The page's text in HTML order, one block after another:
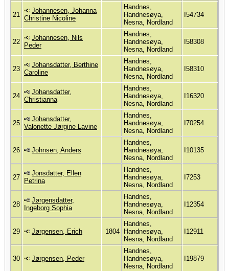
21
Johannesen, Johanna
Christine Nicoline
Handnes,
Handnesøya,
Nesna, Nordland
I54734
22
Johannesen, Nils
Peder
Handnes,
Handnesøya,
Nesna, Nordland
I58308
23
Johansdatter, Berthine
Caroline
Handnes,
Handnesøya,
Nesna, Nordland
I58310
24
Johansdatter,
Christianna
Handnes,
Handnesøya,
Nesna, Nordland
I16320
25
Johansdatter,
Valonette Jørgine Lavine
Handnes,
Handnesøya,
Nesna, Nordland
I70254
26 Johnsen, Anders
Handnes,
Handnesøya,
Nesna, Nordland
I10135
27
Jonsdatter, Ellen
Petrina
Handnes,
Handnesøya,
Nesna, Nordland
I7253
28
Jørgensdatter,
Ingeborg Sophia
Handnes,
Handnesøya,
Nesna, Nordland
I12354
29 Jørgensen, Erich 1804
Handnes,
Handnesøya,
Nesna, Nordland
I12911
30 Jørgensen, Peder
Handnes,
Handnesøya,
Nesna, Nordland
I19879